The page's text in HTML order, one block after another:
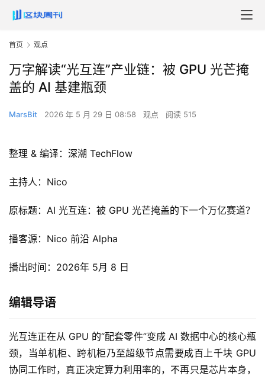
首页 观点
万字解读“光互连”产业链：被 GPU 光芒掩
盖的 AI 基建瓶颈
MarsBit 2026 年 5 月 29 日 08:58 观点 阅读 515
整理 & 编译：深潮 TechFlow
主持人：Nico
原标题：AI 光互连：被 GPU 光芒掩盖的下一个万亿赛道？
播客源：Nico 前沿 Alpha
播出时间：2026年 5月 8 日
编辑导语
光互连正在从 GPU 的“配套零件”变成 AI 数据中心的核心瓶
颈，当单机柜、跨机柜乃至超级节点需要成百上千块 GPU
协同工作时，真正决定算力利用率的，不再只是芯片本身，